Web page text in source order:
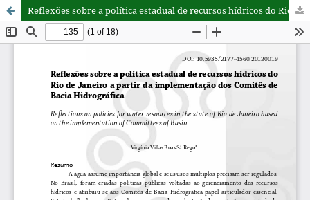
Reflexões sobre a política estadual de recursos hídricos do Rio de Janeiro a partir da implementação dos Comitês de Bacia Hidrográfica